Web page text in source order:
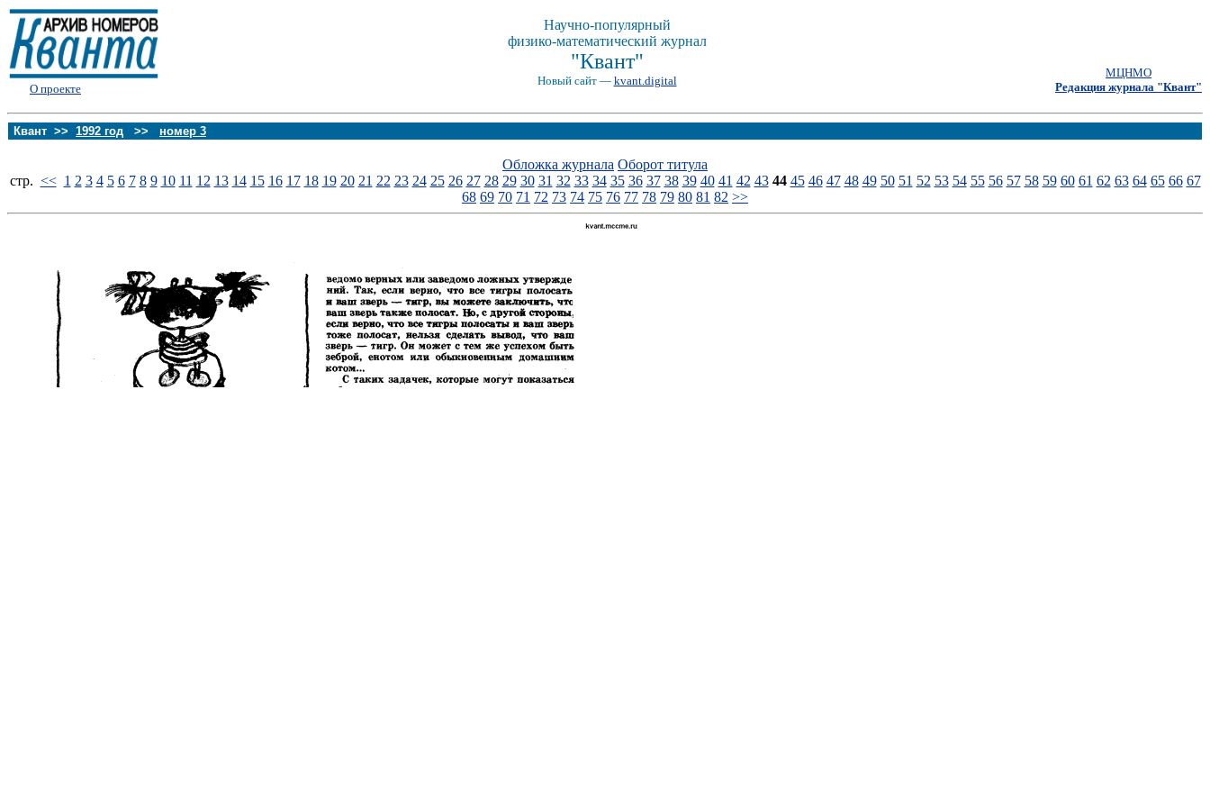
О проекте
Научно-популярный
физико-математический журнал
"Квант"
Новый сайт — kvant.digital
МЦНМО
Редакция журнала "Квант"
Квант >> 1992 год >> номер 3
Обложка журнала Оборот титула
стp. << 1 2 3 4 5 6 7 8 9 10 11 12 13 14 15 16 17 18 19 20 21 22 23 24 25 26 27 28 29 30 31 32 33 34 35 36 37 38 39 40 41 42 43 44 45 46 47 48 49 50 51 52 53 54 55 56 57 58 59 60 61 62 63 64 65 66 67
68 69 70 71 72 73 74 75 76 77 78 79 80 81 82 >>